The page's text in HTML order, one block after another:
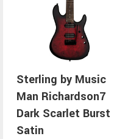
Sterling by Music
Man Richardson7
Dark Scarlet Burst
Satin